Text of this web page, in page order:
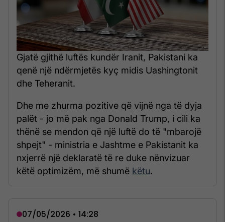
Gjatë gjithë luftës kundër Iranit, Pakistani ka
qenë një ndërmjetës kyç midis Uashingtonit
dhe Teheranit.
Dhe me zhurma pozitive që vijnë nga të dyja
palët - jo më pak nga Donald Trump, i cili ka
thënë se mendon që një luftë do të "mbarojë
shpejt" - ministria e Jashtme e Pakistanit ka
nxjerrë një deklaratë të re duke nënvizuar
këtë optimizëm, më shumë këtu.
07/05/2026 • 14:28